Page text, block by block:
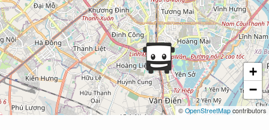
+
−
© OpenStreetMap contributors